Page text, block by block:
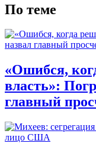
По теме
«Ошибся,
власть»:
главный